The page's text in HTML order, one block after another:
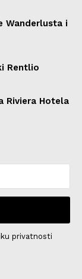
Wanderlusta i
Rentlio
Riviera Hotela
privatnosti